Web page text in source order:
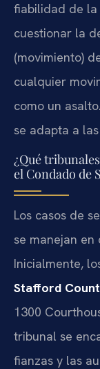
fiabilidad de
cuestionar la
(movimiento)
cualquier
como un
se adapta a
¿Qué
el Condado de
Los casos de
se manejan
Inicialmente,
Stafford
1300
tribunal se
fianzas y las